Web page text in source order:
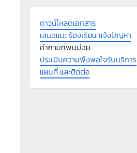
ดาวน์โหลดเอกสาร
เสนอแนะ ร้องเรียน แจ้งปัญหา
คำถามที่พบบ่อย
ประเมินความพึงพอใจรับบริการ
แผนที่ และติดต่อ